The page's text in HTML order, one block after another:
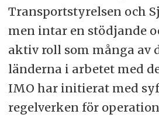
Transportstyrelsen och
men intar en stödjande
aktiv roll som många av
länderna i arbetet med
IMO har initierat med
regelverken för